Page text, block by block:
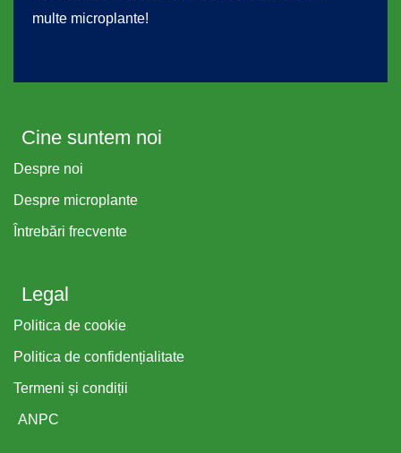
multe microplante!
Cine suntem noi
Despre noi
Despre microplante
Întrebări frecvente
Legal
Politica de cookie
Politica de confidențialitate
Termeni și condiții
ANPC